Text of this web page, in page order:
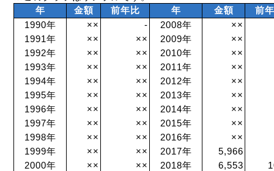
年
金額 前年比 年 金額
前
1990年
×× - 2008年
××
1991年
×× ×× 2009年
××
1992年
×× ×× 2010年
××
1993年
×× ×× 2011年
××
1994年
×× ×× 2012年
××
1995年
×× ×× 2013年
××
1996年
×× ×× 2014年
××
1997年
×× ×× 2015年
××
1998年
×× ×× 2016年
××
1999年
×× ×× 2017年
5,966
2000年
×× ×× 2018年 6,553